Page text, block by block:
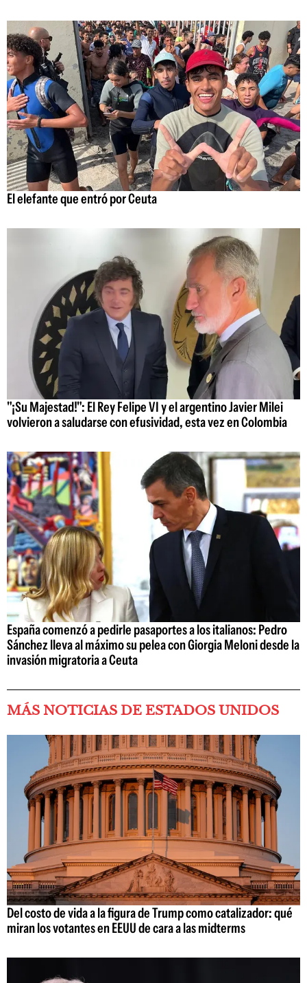
El elefante que entró por Ceuta
"¡Su Majestad!": El Rey Felipe VI y el argentino Javier Milei
volvieron a saludarse con efusividad, esta vez en Colombia
España comenzó a pedirle pasaportes a los italianos: Pedro
Sánchez lleva al máximo su pelea con Giorgia Meloni desde la
invasión migratoria a Ceuta
MÁS NOTICIAS DE ESTADOS UNIDOS
Del costo de vida a la figura de Trump como catalizador: qué
miran los votantes en EEUU de cara a las midterms